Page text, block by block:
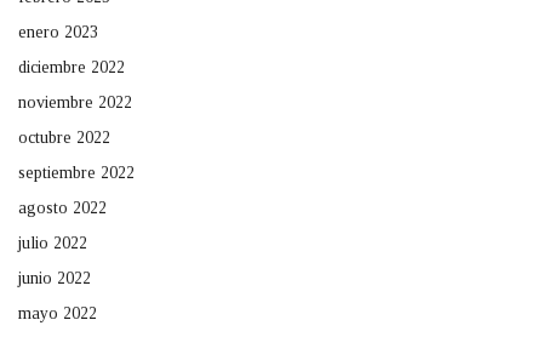
enero 2023
diciembre 2022
noviembre 2022
octubre 2022
septiembre 2022
agosto 2022
julio 2022
junio 2022
mayo 2022